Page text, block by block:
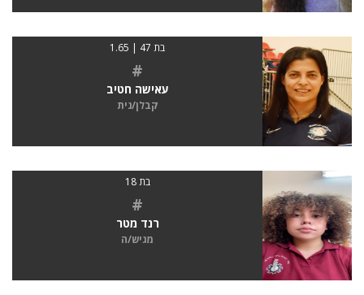
בת 47 | 1.65
#
עאישה חטיב
קבלן/נית
בת 18
#
רנד מטר
מגיש/ה